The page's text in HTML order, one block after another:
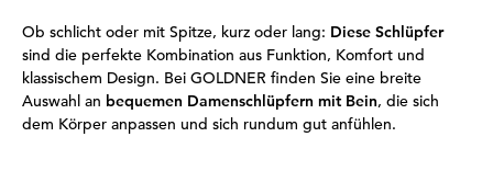
Ob schlicht oder mit Spitze, kurz oder lang: Diese Schlüpfer
sind die perfekte Kombination aus Funktion, Komfort und
klassischem Design. Bei GOLDNER finden Sie eine breite
Auswahl an bequemen Damenschlüpfern mit Bein, die sich
dem Körper anpassen und sich rundum gut anfühlen.